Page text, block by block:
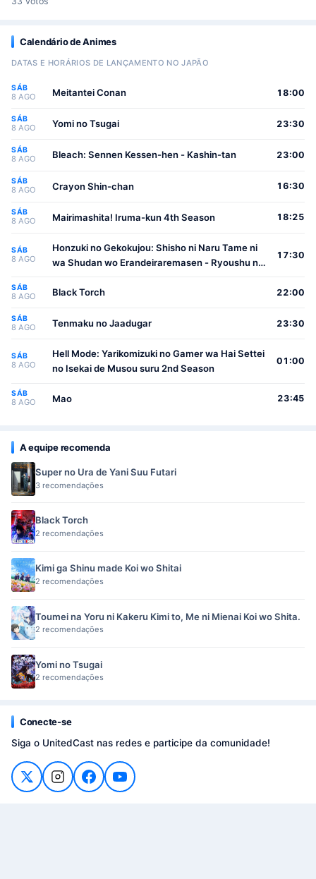
Calendário de Animes
DATAS E HORÁRIOS DE LANÇAMENTO NO JAPÃO
SÁB
8 AGO Meitantei Conan 18:00
SÁB
8 AGO Yomi no Tsugai 23:30
SÁB
8 AGO Bleach: Sennen Kessen-hen - Kashin-tan 23:00
SÁB
8 AGO Crayon Shin-chan 16:30
SÁB
8 AGO Mairimashita! Iruma-kun 4th Season 18:25
SÁB
8 AGO
Honzuki no Gekokujou: Shisho ni Naru Tame ni
wa Shudan wo Erandeiraremasen - Ryoushu no
17:30
SÁB
8 AGO Black Torch 22:00
SÁB
8 AGO Tenmaku no Jaadugar 23:30
SÁB
8 AGO
Hell Mode: Yarikomizuki no Gamer wa Hai Settei
no Isekai de Musou suru 2nd Season
01:00
SÁB
8 AGO Mao 23:45
A equipe recomenda
Super no Ura de Yani Suu Futari
3 recomendações
Black Torch
2 recomendações
Kimi ga Shinu made Koi wo Shitai
2 recomendações
Toumei na Yoru ni Kakeru Kimi to, Me ni Mienai Koi wo Shita.
2 recomendações
Yomi no Tsugai
2 recomendações
Conecte-se
Siga o UnitedCast nas redes e participe da comunidade!